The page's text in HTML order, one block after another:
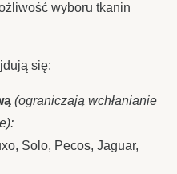
wyboru tkanin
się:
(ograniczają wchłanianie
Solo, Pecos, Jaguar,